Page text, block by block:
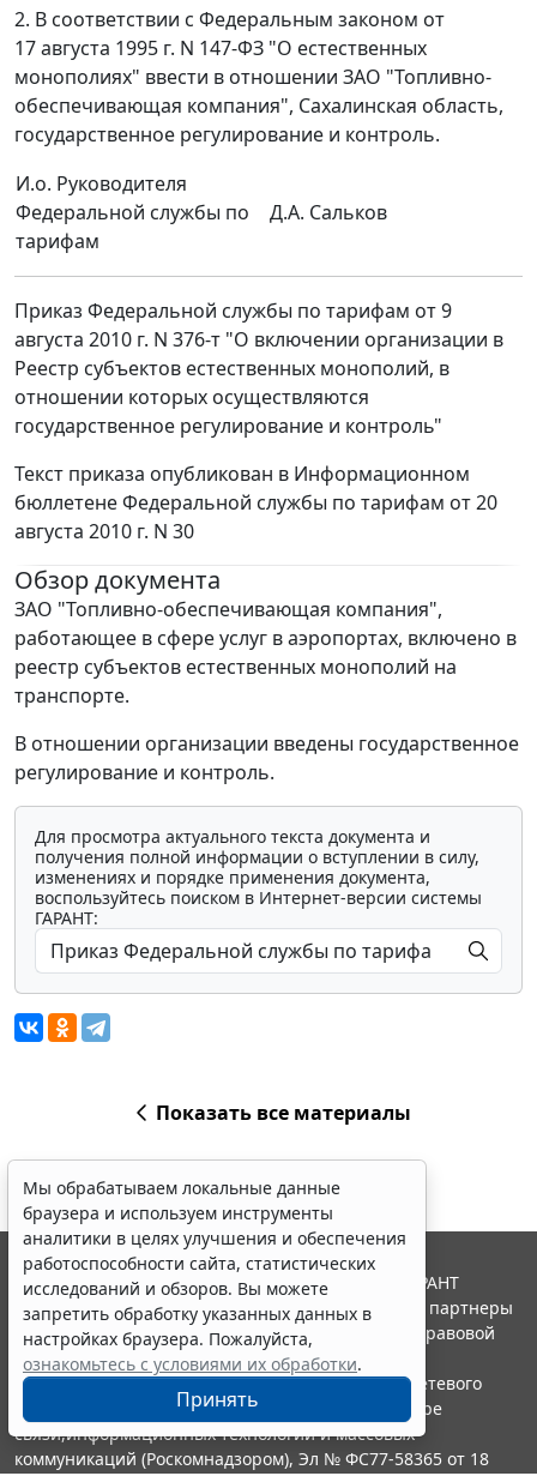
2. В соответствии с Федеральным законом от
17 августа 1995 г. N 147-ФЗ "О естественных
монополиях" ввести в отношении ЗАО "Топливно-
обеспечивающая компания", Сахалинская область,
государственное регулирование и контроль.
И.о. Руководителя
Федеральной службы по
тарифам
Д.А. Сальков
Приказ Федеральной службы по тарифам от 9
августа 2010 г. N 376-т "О включении организации в
Реестр субъектов естественных монополий, в
отношении которых осуществляются
государственное регулирование и контроль"
Текст приказа опубликован в Информационном
бюллетене Федеральной службы по тарифам от 20
августа 2010 г. N 30
Обзор документа
ЗАО "Топливно-обеспечивающая компания",
работающее в сфере услуг в аэропортах, включено в
реестр субъектов естественных монополий на
транспорте.
В отношении организации введены государственное
регулирование и контроль.
Для просмотра актуального текста документа и
получения полной информации о вступлении в силу,
изменениях и порядке применения документа,
воспользуйтесь поиском в Интернет-версии системы
ГАРАНТ:
Показать все материалы
Мы обрабатываем локальные данные
браузера и используем инструменты
аналитики в целях улучшения и обеспечения
работоспособности сайта, статистических
исследований и обзоров. Вы можете
запретить обработку указанных данных в
настройках браузера. Пожалуйста,
ознакомьтесь с условиями их обработки.
Принять
© ООО "НПП "ГАРАНТ-СЕРВИС", 2026. Система ГАРАНТ
выпускается с 1990 года. Компания "Гарант" и ее партнеры
являются участниками Российской ассоциации правовой
информации ГАРАНТ.
Портал ГАРАНТ.РУ зарегистрирован в качестве сетевого
издания Федеральной службой по надзору в сфере
связи,информационных технологий и массовых
коммуникаций (Роскомнадзором), Эл № ФС77-58365 от 18